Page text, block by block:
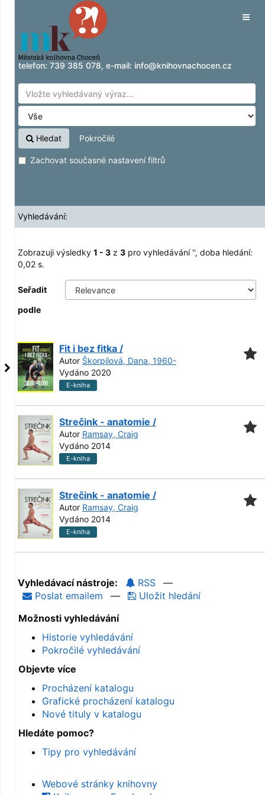
Zobrazuji výsledky1 - 3z
Přeskočit na obsah
telefon: 739 385 078, e-mail: info@knihovnachocen.cz
Hledat Pokročilé
Zachovat současné nastavení filtrů
Vyhledávání:
Zobrazuji výsledky 1 - 3 z 3 pro vyhledávání '', doba hledání:
0,02 s.
Seřadit
podle
Fit i bez fitka /
Autor Škorpilová, Dana, 1960-
Vydáno 2020
E-kniha
Strečink - anatomie /
Autor Ramsay, Craig
Vydáno 2014
E-kniha
Strečink - anatomie /
Autor Ramsay, Craig
Vydáno 2014
E-kniha
Vyhledávací nástroje: RSS
—
Poslat emailem
—
Uložit hledání
Možnosti vyhledávání
Historie vyhledávání
Pokročilé vyhledávání
Objevte více
Procházení katalogu
Grafické procházení katalogu
Nové tituly v katalogu
Hledáte pomoc?
Tipy pro vyhledávání
Webové stránky knihovny